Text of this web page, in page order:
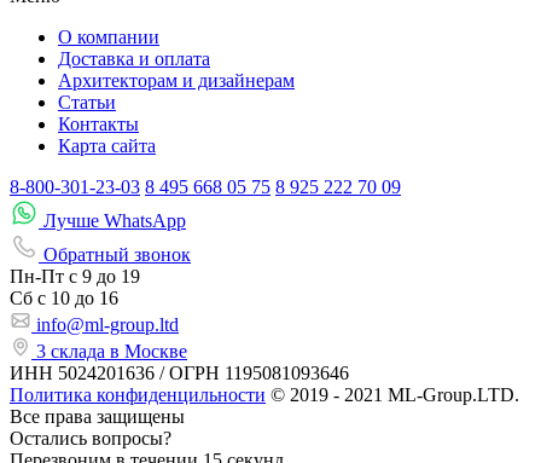
О компании
Доставка и оплата
Архитекторам и дизайнерам
Статьи
Контакты
Карта сайта
8-800-301-23-03 8 495 668 05 75 8 925 222 70 09
Лучше WhatsApp
Обратный звонок
Пн-Пт с 9 до 19
Сб с 10 до 16
info@ml-group.ltd
3 склада в Москве
ИНН 5024201636 / ОГРН 1195081093646
Политика конфиденцильности © 2019 - 2021 ML-Group.LTD.
Все права защищены
Остались вопросы?